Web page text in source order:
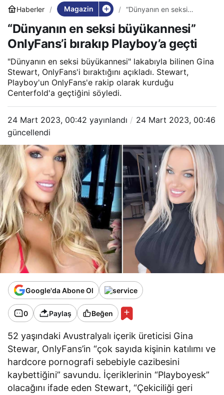
Haberler Magazin
“Dünyanın en seksi
bırakıp Playboy’a geçti
“Dünyanın en seksi büyükannesi”
OnlyFans’i bırakıp Playboy’a geçti
"Dünyanın en seksi büyükannesi" lakabıyla bilinen Gina
Stewart, OnlyFans'i bıraktığını açıkladı. Stewart,
Playboy'un OnlyFans'e rakip olarak kurduğu
Centerfold'a geçtiğini söyledi.
24 Mart 2023, 00:42 yayınlandı
24 Mart 2023, 00:46
güncellendi
Google'da Abone Ol
0 Paylaş Beğen
52 yaşındaki Avustralyalı içerik üreticisi Gina
Stewar, OnlyFans’in “çok sayıda kişinin katılımı ve
hardcore pornografi sebebiyle cazibesini
kaybettiğini” savundu. İçeriklerinin “Playboyesk”
olacağını ifade eden Stewart, “Çekiciliği geri